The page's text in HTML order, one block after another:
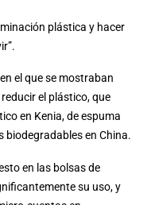
plástica y hacer
el que se mostraban
el plástico, que
en Kenia, de espuma
biodegradables en China.
en las bolsas de
su uso, y